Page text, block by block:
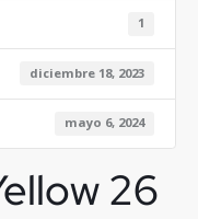
1
diciembre 18, 2023
mayo 6, 2024
26